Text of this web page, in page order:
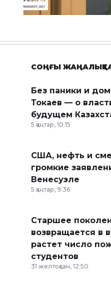
СОҢҒЫ
Без паники и
Токаев — о
будущем
5 қаңтар, 10:15
США, нефть и
громкие
Венесуэле
5 қаңтар, 9:36
Старшее
возвращается в
растет число
студентов
31 желтоқсан, 12:50